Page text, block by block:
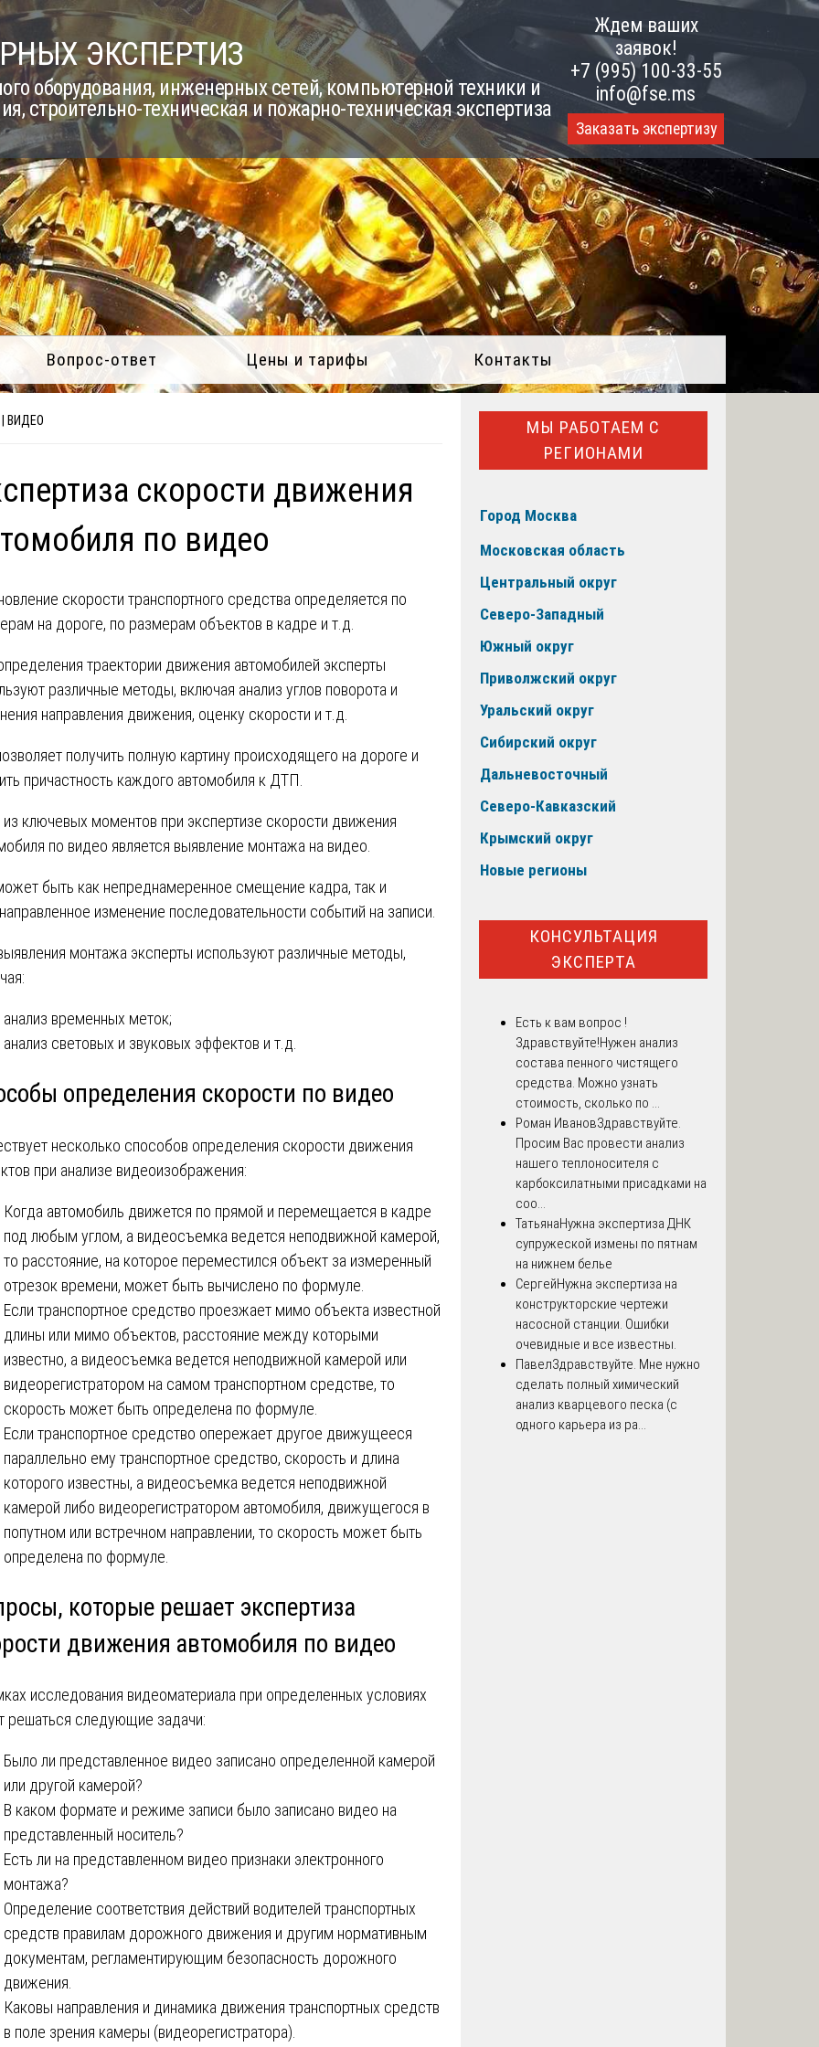
ЭКСПЕРТИЗ
оборудования, инженерных сетей, компьютерной техники и
строительно-техническая и пожарно-техническая экспертиза
Ждем ваших
заявок!
+7 (995) 100-33-55
info@fse.ms
Заказать экспертизу
Вопрос-ответ Цены и тарифы Контакты
ВИДЕО
скорости движения
по видео
скорости транспортного средства определяется по
на дороге, по размерам объектов в кадре и т.д.
траектории движения автомобилей эксперты
различные методы, включая анализ углов поворота и
направления движения, оценку скорости и т.д.
получить полную картину происходящего на дороге и
причастность каждого автомобиля к ДТП.
ключевых моментов при экспертизе скорости движения
по видео является выявление монтажа на видео.
быть как непреднамеренное смещение кадра, так и
изменение последовательности событий на записи.
монтажа эксперты используют различные методы,
анализ временных меток;
анализ световых и звуковых эффектов и т.д.
определения скорости по видео
несколько способов определения скорости движения
при анализе видеоизображения:
Когда автомобиль движется по прямой и перемещается в кадре
под любым углом, а видеосъемка ведется неподвижной камерой,
то расстояние, на которое переместился объект за измеренный
отрезок времени, может быть вычислено по формуле.
Если транспортное средство проезжает мимо объекта известной
длины или мимо объектов, расстояние между которыми
известно, а видеосъемка ведется неподвижной камерой или
видеорегистратором на самом транспортном средстве, то
скорость может быть определена по формуле.
Если транспортное средство опережает другое движущееся
параллельно ему транспортное средство, скорость и длина
которого известны, а видеосъемка ведется неподвижной
камерой либо видеорегистратором автомобиля, движущегося в
попутном или встречном направлении, то скорость может быть
определена по формуле.
которые решает экспертиза
движения автомобиля по видео
исследования видеоматериала при определенных условиях
решаться следующие задачи:
Было ли представленное видео записано определенной камерой
или другой камерой?
В каком формате и режиме записи было записано видео на
представленный носитель?
Есть ли на представленном видео признаки электронного
монтажа?
Определение соответствия действий водителей транспортных
средств правилам дорожного движения и другим нормативным
документам, регламентирующим безопасность дорожного
движения.
Каковы направления и динамика движения транспортных средств
в поле зрения камеры (видеорегистратора).
МЫ РАБОТАЕМ С
РЕГИОНАМИ
Город Москва
Московская область
Центральный округ
Северо-Западный
Южный округ
Приволжский округ
Уральский округ
Сибирский округ
Дальневосточный
Северо-Кавказский
Крымский округ
Новые регионы
КОНСУЛЬТАЦИЯ
ЭКСПЕРТА
Есть к вам вопрос !
Здравствуйте!Нужен анализ
состава пенного чистящего
средства. Можно узнать
стоимость, сколько по ...
Роман ИвановЗдравствуйте.
Просим Вас провести анализ
нашего теплоносителя с
карбоксилатными присадками на
соо...
ТатьянаНужна экспертиза ДНК
супружеской измены по пятнам
на нижнем белье
СергейНужна экспертиза на
конструкторские чертежи
насосной станции. Ошибки
очевидные и все известны.
ПавелЗдравствуйте. Мне нужно
сделать полный химический
анализ кварцевого песка (с
одного карьера из ра...